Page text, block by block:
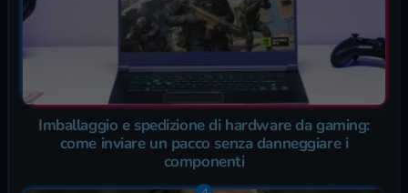
Imballaggio e spedizione di hardware da gaming:
come inviare un pacco senza danneggiare i
componenti